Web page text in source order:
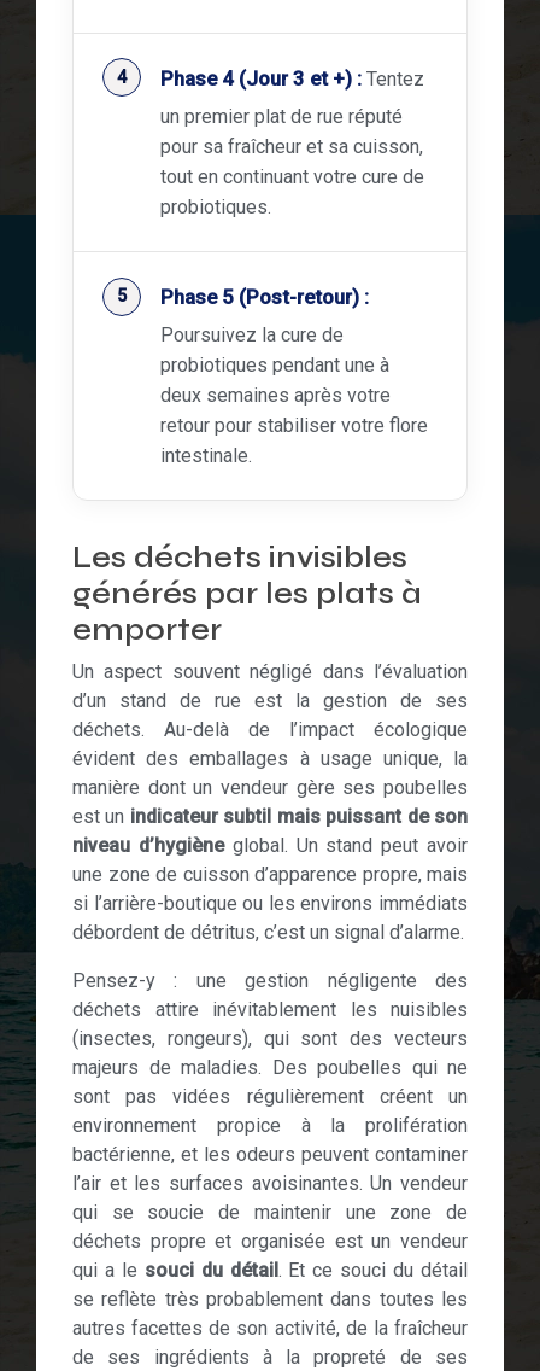
Phase 4 (Jour 3 et +) : Tentez
un premier plat de rue réputé
pour sa fraîcheur et sa cuisson,
tout en continuant votre cure de
probiotiques.
Phase 5 (Post-retour) :
Poursuivez la cure de
probiotiques pendant une à
deux semaines après votre
retour pour stabiliser votre flore
intestinale.
Les déchets invisibles
générés par les plats à
emporter
Un aspect souvent négligé dans l’évaluation
d’un stand de rue est la gestion de ses
déchets. Au-delà de l’impact écologique
évident des emballages à usage unique, la
manière dont un vendeur gère ses poubelles
est un indicateur subtil mais puissant de son
niveau d’hygièneglobal. Un stand peut avoir
une zone de cuisson d’apparence propre, mais
si l’arrière-boutique ou les environs immédiats
débordent de détritus, c’est un signal d’alarme.
Pensez-y : une gestion négligente des
déchets attire inévitablement les nuisibles
(insectes, rongeurs), qui sont des vecteurs
majeurs de maladies. Des poubelles qui ne
sont pas vidées régulièrement créent un
environnement propice à la prolifération
bactérienne, et les odeurs peuvent contaminer
l’air et les surfaces avoisinantes. Un vendeur
qui se soucie de maintenir une zone de
déchets propre et organisée est un vendeur
qui a le souci du détail . Et ce souci du détail
se reflète très probablement dans toutes les
autres facettes de son activité, de la fraîcheur
de ses ingrédients à la propreté de ses